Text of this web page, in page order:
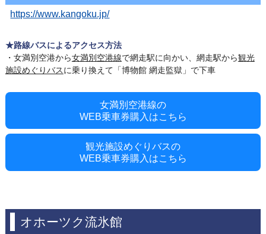
https://www.kangoku.jp/
★路線バスによるアクセス方法
・女満別空港から女満別空港線で網走駅に向かい、網走駅から観光
施設めぐりバスに乗り換えて「博物館 網走監獄」で下車
女満別空港線の
WEB乗車券購入はこちら
観光施設めぐりバスの
WEB乗車券購入はこちら
オホーツク流氷館